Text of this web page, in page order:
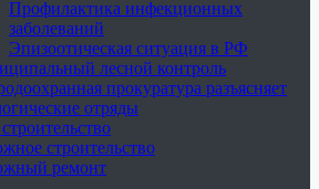
Профилактика инфекционных
заболеваний
Эпизоотическая ситуация в РФ
лесной контроль
прокуратура разъясняет
отряды
строительство
ремонт